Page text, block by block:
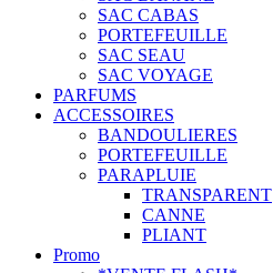
SAC CABAS
PORTEFEUILLE
SAC SEAU
SAC VOYAGE
PARFUMS
ACCESSOIRES
BANDOULIERES
PORTEFEUILLE
PARAPLUIE
TRANSPARENT
CANNE
PLIANT
Promo